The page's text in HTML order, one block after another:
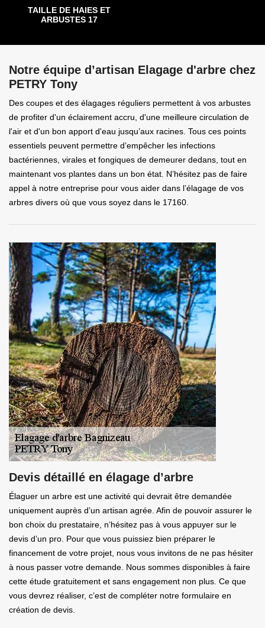
TAILLE DE HAIES ET
ARBUSTES 17
Notre équipe d’artisan Elagage d'arbre chez
PETRY Tony
Des coupes et des élagages réguliers permettent à vos arbustes
de profiter d'un éclairement accru, d'une meilleure circulation de
l'air et d'un bon apport d'eau jusqu’aux racines. Tous ces points
essentiels peuvent permettre d’empêcher les infections
bactériennes, virales et fongiques de demeurer dedans, tout en
maintenant vos plantes dans un bon état. N’hésitez pas de faire
appel à notre entreprise pour vous aider dans l’élagage de vos
arbres divers où que vous soyez dans le 17160.
Devis détaillé en élagage d’arbre
Élaguer un arbre est une activité qui devrait être demandée
uniquement auprès d’un artisan agrée. Afin de pouvoir assurer le
bon choix du prestataire, n’hésitez pas à vous appuyer sur le
devis d’un pro. Pour que vous puissiez bien préparer le
financement de votre projet, nous vous invitons de ne pas hésiter
à nous passer votre demande. Nous sommes disponibles à faire
cette étude gratuitement et sans engagement non plus. Ce que
vous devrez réaliser, c’est de compléter notre formulaire en
création de devis.